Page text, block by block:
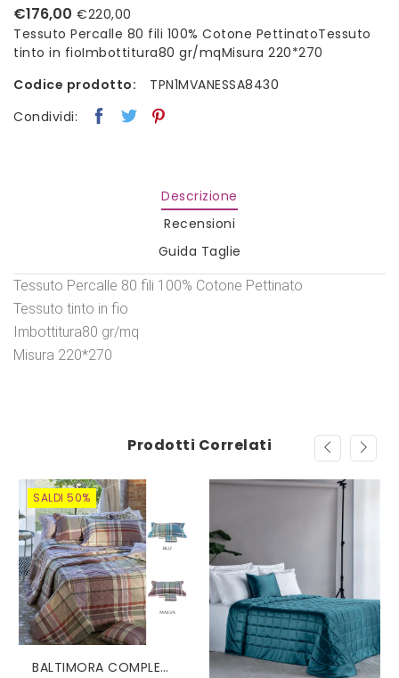
€176,00 €220,00
Tessuto Percalle 80 fili 100% Cotone PettinatoTessuto
tinto in fioImbottitura80 gr/mqMisura 220*270
Codice prodotto:
TPN1MVANESSA8430
Condividi:
Descrizione
Recensioni
Guida Taglie
Tessuto Percalle 80 fili 100% Cotone Pettinato
Tessuto tinto in fio
Imbottitura80 gr/mq
Misura 220*270
Prodotti Correlati
SALDI 50%
BALTIMORA COMPLETO COPRIPIUMINO SINGOLO TESSITURA RANDI